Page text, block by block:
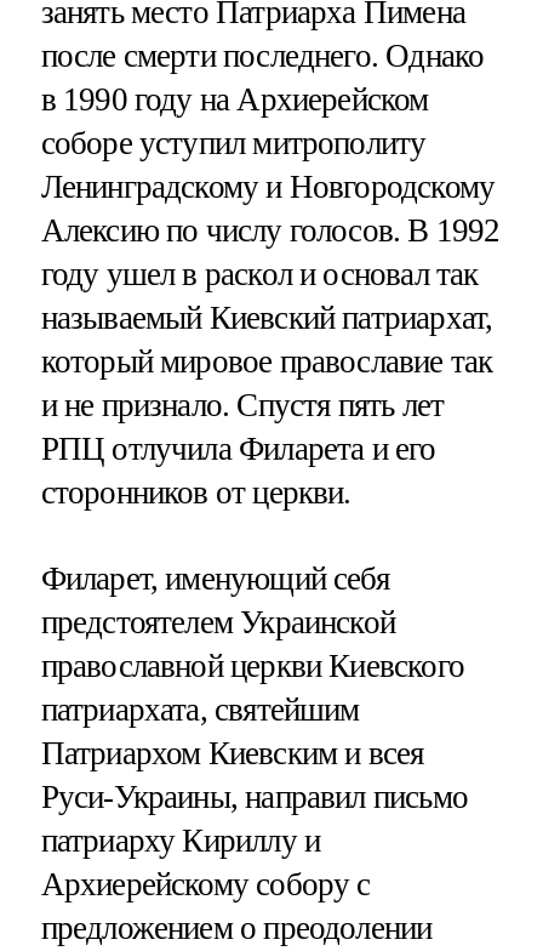
занять место Патриарха Пимена
после смерти последнего. Однако
в 1990 году на Архиерейском
соборе уступил митрополиту
Ленинградскому и Новгородскому
Алексию по числу голосов. В 1992
году ушел в раскол и основал так
называемый Киевский патриархат,
который мировое православие так
и не признало. Спустя пять лет
РПЦ отлучила Филарета и его
сторонников от церкви.
Филарет, именующий себя
предстоятелем Украинской
православной церкви Киевского
патриархата, святейшим
Патриархом Киевским и всея
Руси-Украины, направил письмо
патриарху Кириллу и
Архиерейскому собору с
предложением о преодолении